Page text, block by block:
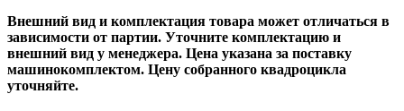
Внешний вид и комплектация товара может отличаться в
зависимости от партии. Уточните комплектацию и
внешний вид у менеджера.​ Цена указана за поставку
машинокомплектом. Цену собранного квадроцикла
уточняйте.